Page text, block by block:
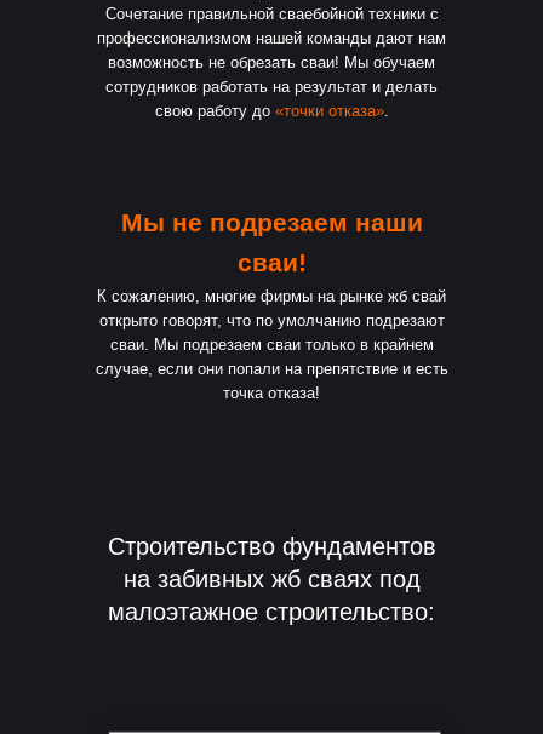
Сочетание правильной сваебойной техники с
профессионализмом нашей команды дают нам
возможность не обрезать сваи! Мы обучаем
сотрудников работать на результат и делать
свою работу до «точки отказа».
К сожалению, многие фирмы на рынке жб свай
открыто говорят, что по умолчанию подрезают
сваи. Мы подрезаем сваи только в крайнем
случае, если они попали на препятствие и есть
точка отказа!
Мы не подрезаем наши
сваи!
Строительство фундаментов
на забивных жб сваях под
малоэтажное строительство: